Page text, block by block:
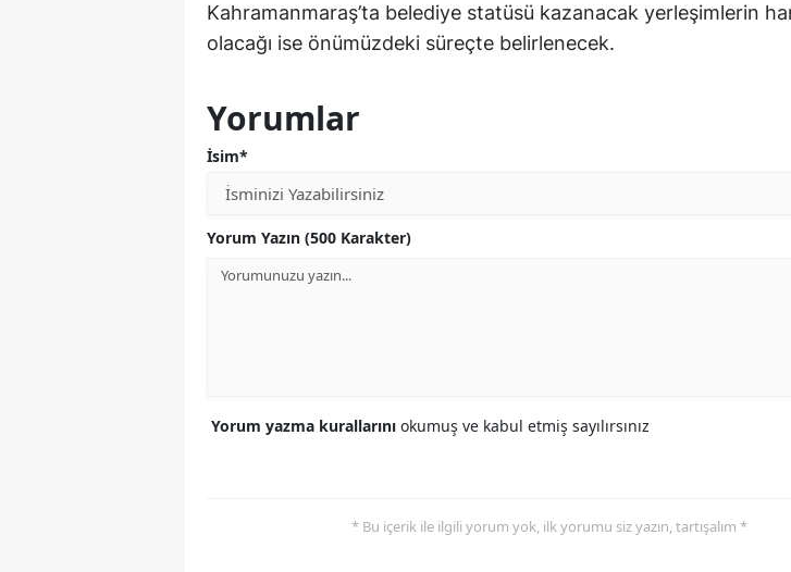
Kahramanmaraş’ta belediye statüsü kazanacak yerleşimlerin
olacağı ise önümüzdeki süreçte belirlenecek.
Yorumlar
İsim*
Yorum Yazın (500 Karakter)
Yorum yazma kurallarını okumuş ve kabul etmiş sayılırsınız
* Bu içerik ile ilgili yorum yok, ilk yorumu siz yazın, tartışalım *